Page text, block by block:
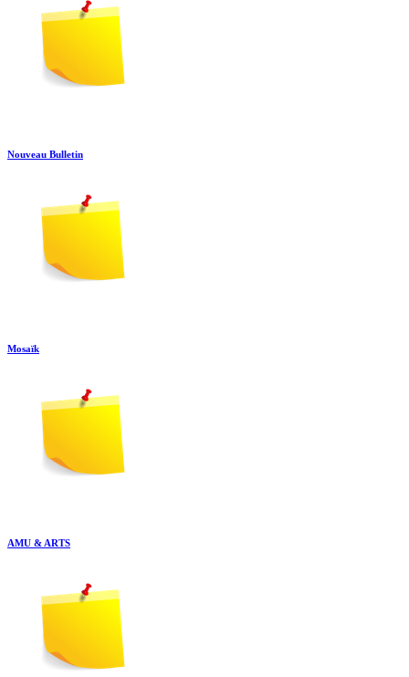
Nouveau Bulletin
Mosaïk
AMU & ARTS